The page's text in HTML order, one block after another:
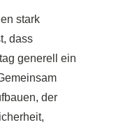
stark
dass
generell ein
der